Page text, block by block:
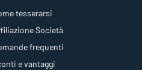
tesserarsi
Società
frequenti
e vantaggi